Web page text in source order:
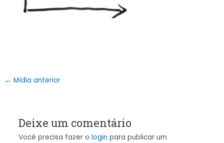
← Mídia anterior
Deixe um comentário
Você precisa fazer o login para publicar um